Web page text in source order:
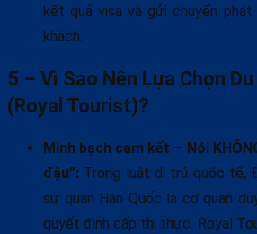
kết quả visa và gửi chuyển phát
khách.
5 – Vì Sao Nên Lựa Chọn
(Royal Tourist)?
Minh bạch cam kết – Nói
đậu”: Trong luật di trú quốc tế,
sự quán Hàn Quốc là cơ quan
quyết định cấp thị thực. Royal